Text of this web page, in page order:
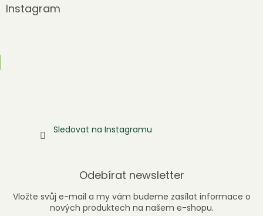
Instagram
Sledovat na Instagramu
Odebírat newsletter
Vložte svůj e-mail a my vám budeme zasílat informace o
nových produktech na našem e-shopu.